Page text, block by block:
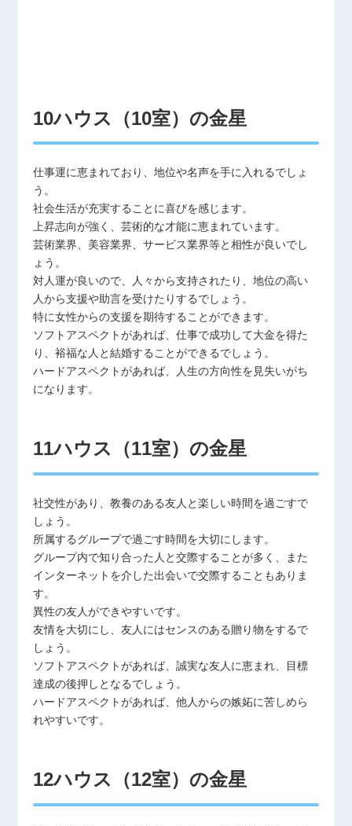
10ハウス（10室）の金星
仕事運に恵まれており、地位や名声を手に入れるでしょ
う。
社会生活が充実することに喜びを感じます。
上昇志向が強く、芸術的な才能に恵まれています。
芸術業界、美容業界、サービス業界等と相性が良いでし
ょう。
対人運が良いので、人々から支持されたり、地位の高い
人から支援や助言を受けたりするでしょう。
特に女性からの支援を期待することができます。
ソフトアスペクトがあれば、仕事で成功して大金を得た
り、裕福な人と結婚することができるでしょう。
ハードアスペクトがあれば、人生の方向性を見失いがち
になります。
11ハウス（11室）の金星
社交性があり、教養のある友人と楽しい時間を過ごすで
しょう。
所属するグループで過ごす時間を大切にします。
グループ内で知り合った人と交際することが多く、また
インターネットを介した出会いで交際することもありま
す。
異性の友人ができやすいです。
友情を大切にし、友人にはセンスのある贈り物をするで
しょう。
ソフトアスペクトがあれば、誠実な友人に恵まれ、目標
達成の後押しとなるでしょう。
ハードアスペクトがあれば、他人からの嫉妬に苦しめら
れやすいです。
12ハウス（12室）の金星